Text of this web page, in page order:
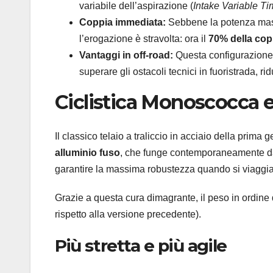
variabile dell’aspirazione (Intake Variable
Coppia immediata: Sebbene la potenza
l’erogazione è stravolta: ora il 70% della
Vantaggi in off-road: Questa
superare gli ostacoli tecnici in fuoristrada,
Ciclistica Monoscocca
Il classico telaio a traliccio in acciaio della prima
alluminio fuso, che funge contemporaneamente
garantire la massima robustezza quando si
Grazie a questa cura dimagrante, il peso in
rispetto alla versione precedente).
Più stretta e più agile